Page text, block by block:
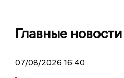
Главные новости
07/08/2026 16:40